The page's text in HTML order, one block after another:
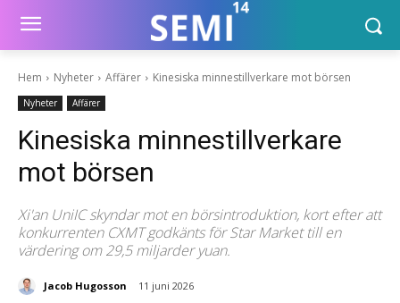
Hem Nyheter Affärer Kinesiska minnestillverkare mot börsen
Nyheter Affärer
Kinesiska minnestillverkare
mot börsen
Xi'an UniIC skyndar mot en börsintroduktion, kort efter att
konkurrenten CXMT godkänts för Star Market till en
värdering om 29,5 miljarder yuan.
Jacob Hugosson 11 juni 2026